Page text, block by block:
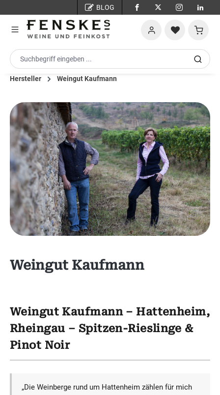
BLOG
Hersteller Weingut Kaufmann
Weingut Kaufmann
Weingut Kaufmann – Hattenheim,
Rheingau – Spitzen-Rieslinge &
Pinot Noir
„Die Weinberge rund um Hattenheim zählen für mich